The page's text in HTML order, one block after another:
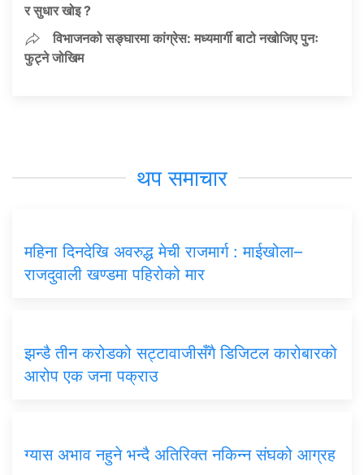
र सुधार खोइ ?
विभाजनको सङ्घारमा कांग्रेस: मध्यमार्गी बाटो नखोजिए पुनः
फुट्ने जोखिम
थप समाचार
महिना दिनदेखि अवरुद्ध मेची राजमार्ग : माईखोला–
राजदुवाली खण्डमा पहिरोको मार
झन्डै तीन करोडको सट्टावाजीसँगै डिजिटल कारोबारको
आरोप एक जना पक्राउ
ग्यास अभाव नहुने भन्दै अतिरिक्त नकिन्न संघको आग्रह